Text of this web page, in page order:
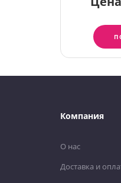
Компания
О нас
Доставка и